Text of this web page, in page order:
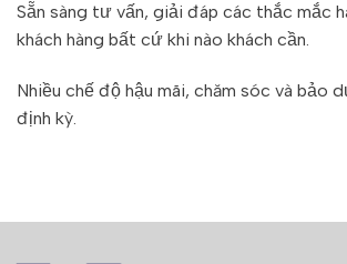
Sẵn sàng tư vấn, giải đáp các thắc mắc
khách hàng bất cứ khi nào khách cần.
Nhiều chế độ hậu mãi, chăm sóc và bảo
định kỳ.